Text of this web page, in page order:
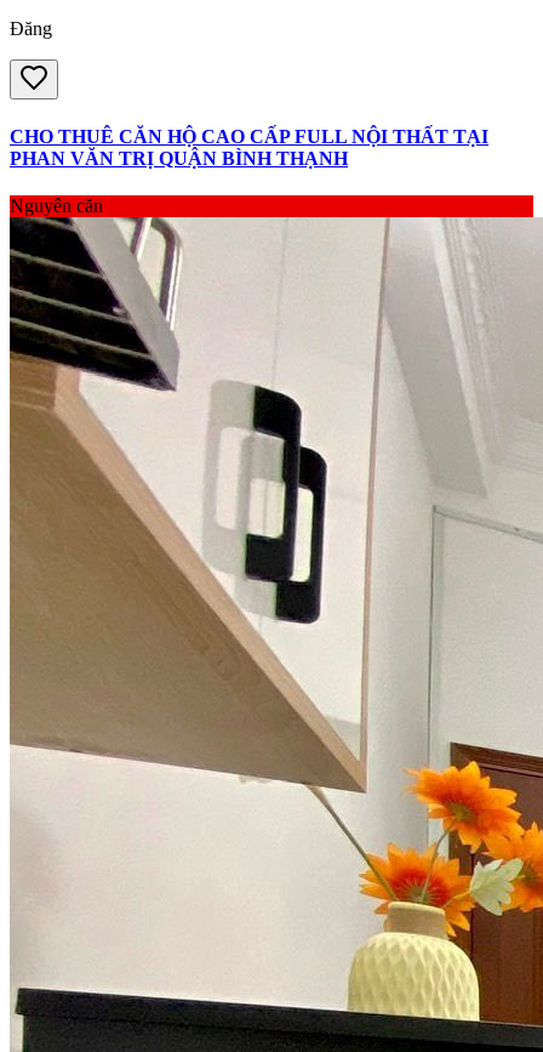
Đăng
CHO THUÊ CĂN HỘ CAO CẤP FULL NỘI THẤT TẠI
PHAN VĂN TRỊ QUẬN BÌNH THẠNH
Nguyên căn